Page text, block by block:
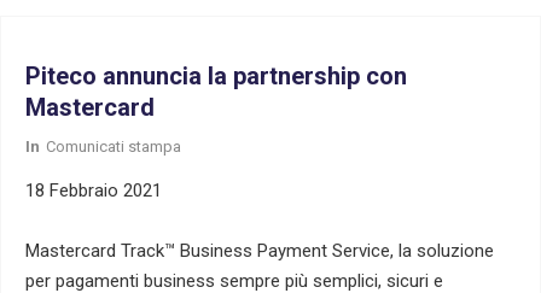
Piteco annuncia la partnership con
Mastercard
In Comunicati stampa
18 Febbraio 2021
Mastercard Track™ Business Payment Service, la soluzione
per pagamenti business sempre più semplici, sicuri e